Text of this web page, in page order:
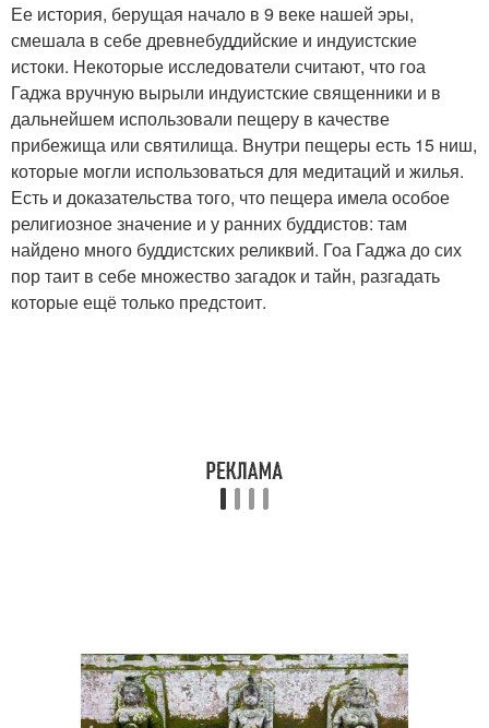
Ее история, берущая начало в 9 веке нашей эры,
смешала в себе древнебуддийские и индуистские
истоки. Некоторые исследователи считают, что гоа
Гаджа вручную вырыли индуистские священники и в
дальнейшем использовали пещеру в качестве
прибежища или святилища. Внутри пещеры есть 15 ниш,
которые могли использоваться для медитаций и жилья.
Есть и доказательства того, что пещера имела особое
религиозное значение и у ранних буддистов: там
найдено много буддистских реликвий. Гоа Гаджа до сих
пор таит в себе множество загадок и тайн, разгадать
которые ещё только предстоит.